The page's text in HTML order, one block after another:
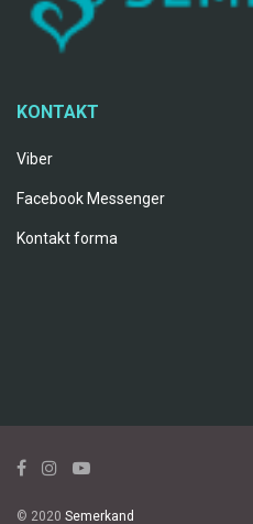
KONTAKT
Viber
Facebook Messenger
Kontakt forma
© 2020 Semerkand